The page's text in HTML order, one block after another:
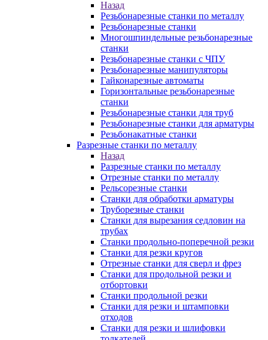
Назад
Резьбонарезные станки по металлу
Резьбонарезные станки
Многошпиндельные резьбонарезные
станки
Резьбонарезные станки с ЧПУ
Резьбонарезные манипуляторы
Гайконарезные автоматы
Горизонтальные резьбонарезные
станки
Резьбонарезные станки для труб
Резьбонарезные станки для арматуры
Резьбонакатные станки
Разрезные станки по металлу
Назад
Разрезные станки по металлу
Отрезные станки по металлу
Рельсорезные станки
Станки для обработки арматуры
Труборезные станки
Станки для вырезания седловин на
трубаx
Станки продольно-поперечной резки
Станки для резки кругов
Отрезные станки для сверл и фрез
Станки для продольной резки и
отбортовки
Станки продольной резки
Станки для резки и штамповки
отходов
Станки для резки и шлифовки